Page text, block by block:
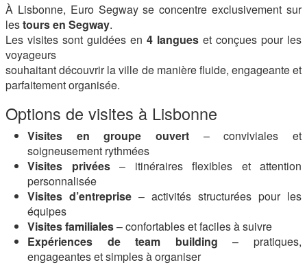
À Lisbonne, Euro Segway se concentre exclusivement sur
lestours en Segway.
Les visites sont guidées en 4 langues et conçues pour les
voyageurs
souhaitant découvrir la ville de manière fluide, engageante et
parfaitement organisée.
Options de visites à Lisbonne
Visites en groupe ouvert – conviviales et
soigneusement rythmées
Visites privées– itinéraires flexibles et attention
personnalisée
Visites d’entreprise – activités structurées pour les
équipes
Visites familiales– confortables et faciles à suivre
Expériences de team building – pratiques,
engageantes et simples à organiser